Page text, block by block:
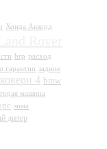
Хонда Аккорд
brp расход
гарантии задние
4 bmw
машина
зима
дилер